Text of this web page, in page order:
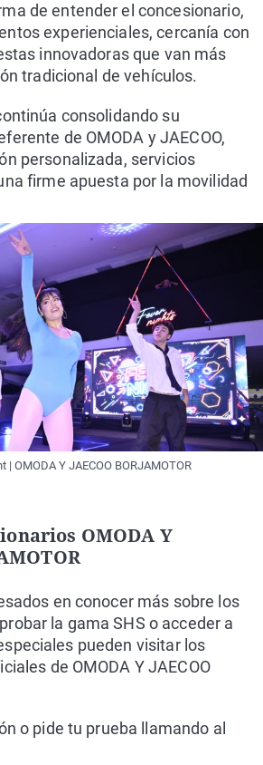
de entender el concesionario,
experienciales, cercanía con
innovadoras que van más
tradicional de vehículos.
consolidando su
de OMODA y JAECOO,
personalizada, servicios
firme apuesta por la movilidad
| OMODA Y JAECOO BORJAMOTOR
OMODA Y
en conocer más sobre los
la gama SHS o acceder a
pueden visitar los
de OMODA Y JAECOO
o pide tu prueba llamando al